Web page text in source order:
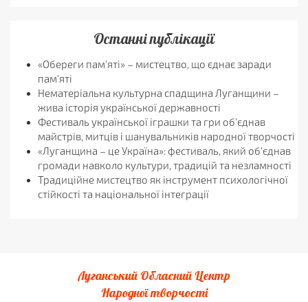
Останні публікації
«Обереги пам'яті» – мистецтво, що єднає заради
пам'яті
Нематеріальна культурна спадщина Луганщини –
жива історія української державності
Фестиваль української іграшки та гри об'єднав
майстрів, митців і шанувальників народної творчості
«Луганщина – це Україна»: фестиваль, який об'єднав
громади навколо культури, традицій та незламності
Традиційне мистецтво як інструмент психологічної
стійкості та національної інтеграції
Луганський Обласний Центр
Народної творчості